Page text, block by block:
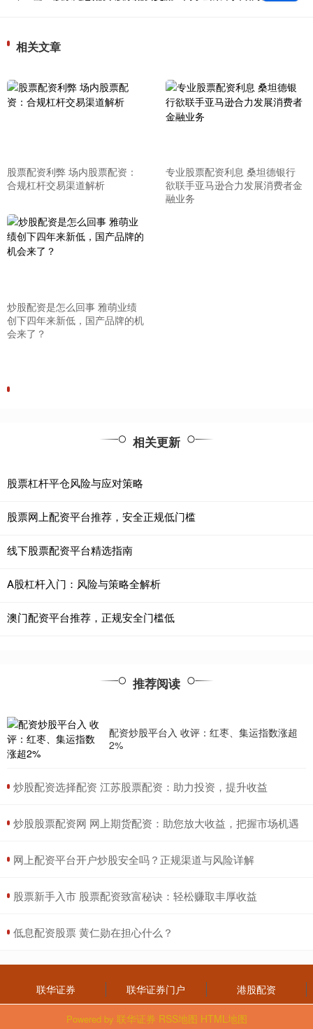
相关文章
股票配资利弊 场内股票配资：
合规杠杆交易渠道解析
专业股票配资利息 桑坦德银行
欲联手亚马逊合力发展消费者金
融业务
炒股配资是怎么回事 雅萌业绩
创下四年来新低，国产品牌的机
会来了？
相关更新
股票杠杆平仓风险与应对策略
股票网上配资平台推荐，安全正规低门槛
线下股票配资平台精选指南
A股杠杆入门：风险与策略全解析
澳门配资平台推荐，正规安全门槛低
推荐阅读
配资炒股平台入 收评：红枣、集运指数涨超
2%
​炒股配资选择配资 江苏股票配资：助力投资，提升收益
​炒股股票配资网 网上期货配资：助您放大收益，把握市场机遇
​网上配资平台开户炒股安全吗？正规渠道与风险详解
​股票新手入市 股票配资致富秘诀：轻松赚取丰厚收益
​低息配资股票 黄仁勋在担心什么？
联华证券 联华证券门户 港股配资
Powered by 联华证券 RSS地图 HTML地图